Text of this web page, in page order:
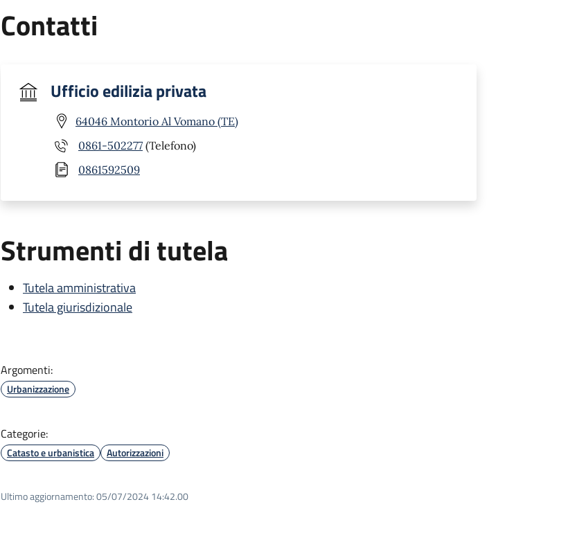
Contatti
Ufficio edilizia privata
64046 Montorio Al Vomano (TE)
0861-502277 (Telefono)
0861592509
Strumenti di tutela
Tutela amministrativa
Tutela giurisdizionale
Argomenti:
Urbanizzazione
Categorie:
Catasto e urbanistica Autorizzazioni
Ultimo aggiornamento:05/07/2024 14:42.00